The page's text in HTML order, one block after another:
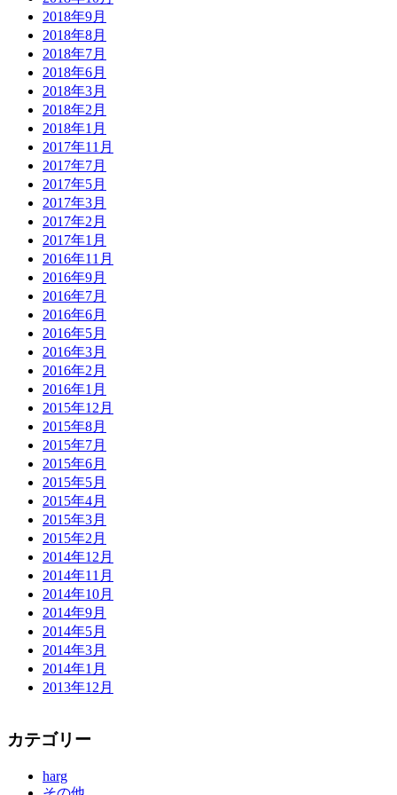
2018年9月
2018年8月
2018年7月
2018年6月
2018年3月
2018年2月
2018年1月
2017年11月
2017年7月
2017年5月
2017年3月
2017年2月
2017年1月
2016年11月
2016年9月
2016年7月
2016年6月
2016年5月
2016年3月
2016年2月
2016年1月
2015年12月
2015年8月
2015年7月
2015年6月
2015年5月
2015年4月
2015年3月
2015年2月
2014年12月
2014年11月
2014年10月
2014年9月
2014年5月
2014年3月
2014年1月
2013年12月
カテゴリー
harg